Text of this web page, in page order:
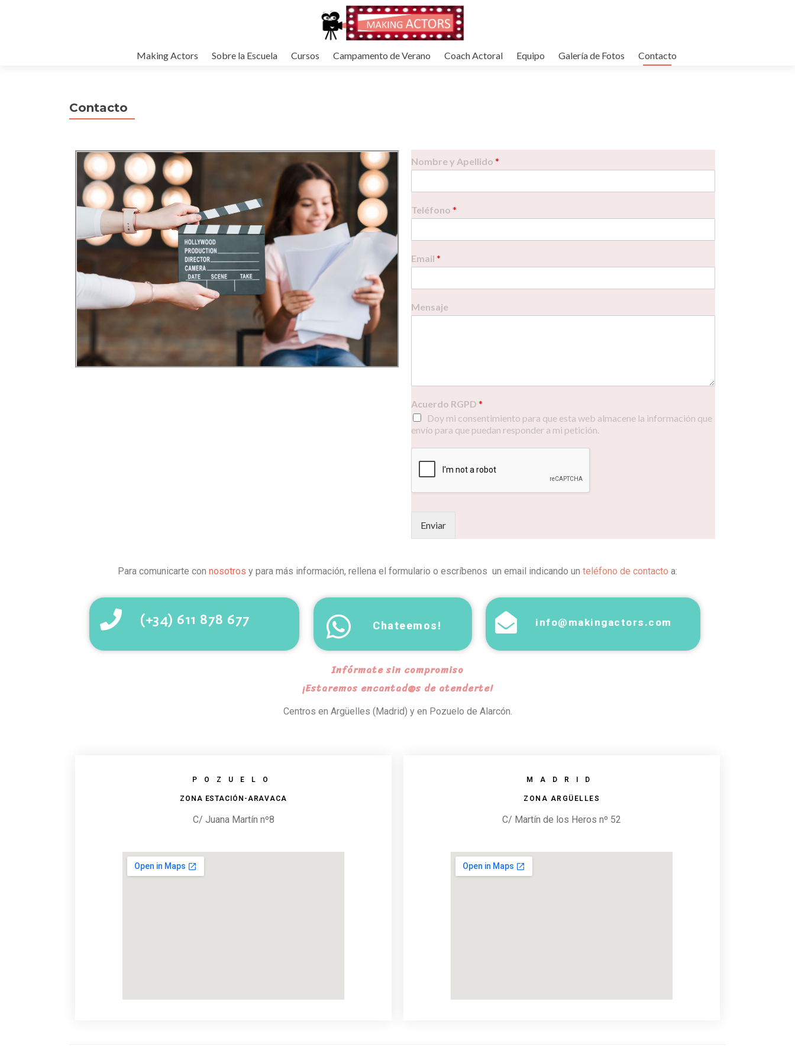
Making Actors Sobre la Escuela Cursos Campamento de Verano Coach Actoral Equipo Galería de Fotos Contacto
Contacto
Nombre y Apellido *
Teléfono *
Email *
Mensaje
Acuerdo RGPD *
Doy mi consentimiento para que esta web almacene la información que
envío para que puedan responder a mi petición.
Enviar
Para comunicarte con nosotros y para más información, rellena el formulario o escríbenos un email indicando un teléfono de contacto a:
(+34) 611 878 677 Chateemos! info@makingactors.com
Infórmate sin compromiso
¡Estaremos encantad@s de atenderte!
Centros en Argüelles (Madrid) y en Pozuelo de Alarcón.
POZUELO
ZONA ESTACIÓN-ARAVACA
C/ Juana Martín nº8
MADRID
ZONA ARGÜELLES
C/ Martín de los Heros nº 52